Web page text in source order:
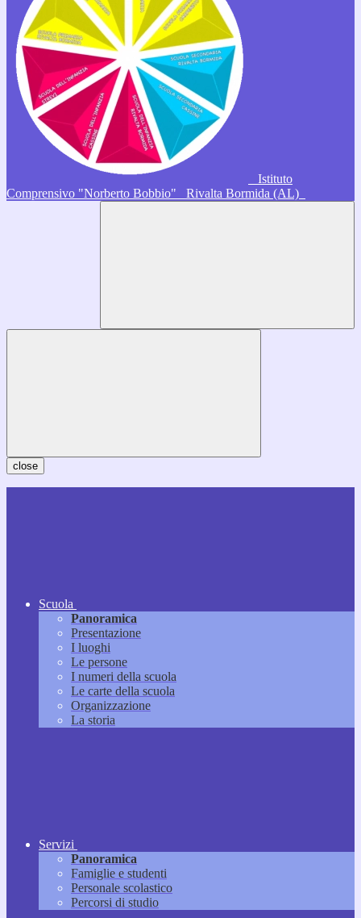
Istituto
Comprensivo "Norberto Bobbio"
Rivalta Bormida (AL)
close
Scuola
Panoramica
Presentazione
I luoghi
Le persone
I numeri della scuola
Le carte della scuola
Organizzazione
La storia
Servizi
Panoramica
Famiglie e studenti
Personale scolastico
Percorsi di studio